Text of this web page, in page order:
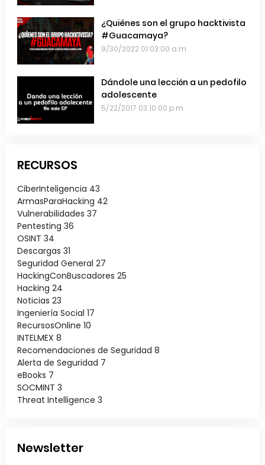
¿Quiénes son el grupo hacktivista
#Guacamaya?
9/30/2022 01:03:00 a.m.
Dándole una lección a un pedofilo
adolescente
5/22/2017 03:10:00 p.m.
RECURSOS
CiberInteligencia 43
ArmasParaHacking 42
Vulnerabilidades 37
Pentesting 36
OSINT 34
Descargas 31
Seguridad General 27
HackingConBuscadores 25
Hacking 24
Noticias 23
Ingeniería Social 17
RecursosOnline 10
INTELMEX 8
Recomendaciones de Seguridad 8
Alerta de Seguridad 7
eBooks 7
SOCMINT 3
Threat Intelligence 3
Newsletter